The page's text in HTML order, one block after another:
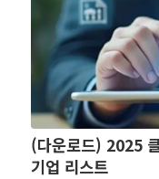
(다운로드) 2025
기업 리스트